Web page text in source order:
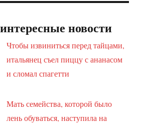
новости
Чтобы извиниться перед тайцами,
итальянец съел пиццу с ананасом
и сломал спагетти
Мать семейства, которой было
лень обуваться, наступила на